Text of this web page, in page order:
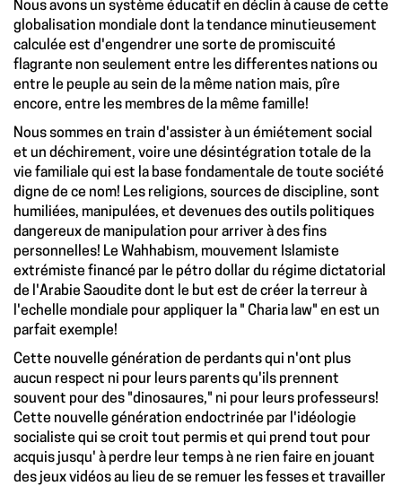
Nous avons un système éducatif en déclin à cause de cette
globalisation mondiale dont la tendance minutieusement
calculée est d'engendrer une sorte de promiscuité
flagrante non seulement entre les differentes nations ou
entre le peuple au sein de la même nation mais, pîre
encore, entre les membres de la même famille!
Nous sommes en train d'assister à un émiétement social
et un déchirement, voire une désintégration totale de la
vie familiale qui est la base fondamentale de toute société
digne de ce nom! Les religions, sources de discipline, sont
humiliées, manipulées, et devenues des outils politiques
dangereux de manipulation pour arriver à des fins
personnelles! Le Wahhabism, mouvement Islamiste
extrémiste financé par le pétro dollar du régime dictatorial
de l'Arabie Saoudite dont le but est de créer la terreur à
l'echelle mondiale pour appliquer la " Charia law" en est un
parfait exemple!
Cette nouvelle génération de perdants qui n'ont plus
aucun respect ni pour leurs parents qu'ils prennent
souvent pour des "dinosaures," ni pour leurs professeurs!
Cette nouvelle génération endoctrinée par l'idéologie
socialiste qui se croit tout permis et qui prend tout pour
acquis jusqu' à perdre leur temps à ne rien faire en jouant
des jeux vidéos au lieu de se remuer les fesses et travailler